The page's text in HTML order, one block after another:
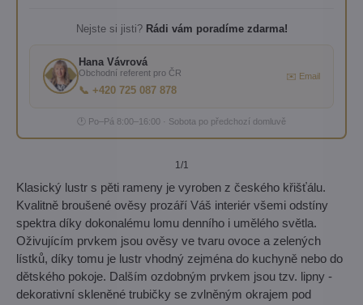
Nejste si jisti? Rádi vám poradíme zdarma!
Hana Vávrová
Obchodní referent pro ČR
📞 +420 725 087 878
✉️ Email
🕐 Po–Pá 8:00–16:00 · Sobota po předchozí domluvě
1/1
Klasický lustr s pěti rameny je vyroben z českého křišťálu.
Kvalitně broušené ověsy prozáří Váš interiér všemi odstíny
spektra díky dokonalému lomu denního i umělého světla.
Oživujícím prvkem jsou ověsy ve tvaru ovoce a zelených
lístků, díky tomu je lustr vhodný zejména do kuchyně nebo do
dětského pokoje. Dalším ozdobným prvkem jsou tzv. lipny -
dekorativní skleněné trubičky se zvlněným okrajem pod